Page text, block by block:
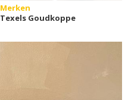
Merken
Texels Goudkoppe